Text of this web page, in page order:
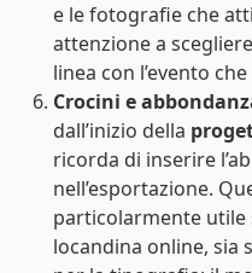
e le fotografie che
attenzione a
linea con l’evento
Crocini e
dall’inizio della
ricorda di inserire
nell’esportazione.
particolarmente utile
locandina online, sia